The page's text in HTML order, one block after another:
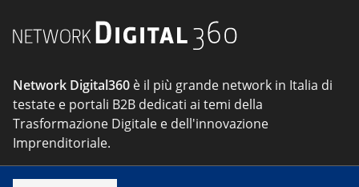
Network Digital360 è il più grande network in Italia di
testate e portali B2B dedicati ai temi della
Trasformazione Digitale e dell'innovazione
Imprenditoriale.